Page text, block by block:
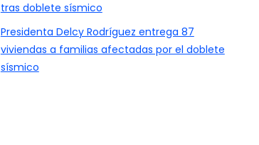
tras doblete sísmico
Presidenta Delcy Rodríguez entrega 87
viviendas a familias afectadas por el doblete
sísmico